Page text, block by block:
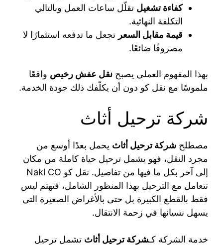
كفاءة تشغيل تقلّل ساعات العمل وبالتالي
التكلفة النهائية.
قيمة مقابل السعر تجعل ما تدفعه استثمارًا لا
مصروفًا ضائعًا.
بهذا المفهوم العملي يصبح نقل عفش رخيص واقعًا
ملموسًا مع نقل كو دون أن يكلّفك ذلك جودة الخدمة.
شركة ترحيل أثاث
مصطلح شركة ترحيل أثاث يحمل بعدًا أوسع من
مجرد النقل، فهو يشمل ترحيل حياة كاملة من مكان
إلى آخر بكل ما فيها من تفاصيل. نقل كو Nakl CO
تتعامل مع الترحيل بهذا المنظور الشامل، فتهتم ليس
فقط بالقطع الكبيرة بل حتى بالأغراض الصغيرة التي
يسهل نسيانها في زحمة الانتقال.
خدمة الشركة كـشركة ترحيل أثاث تشمل ترحيل